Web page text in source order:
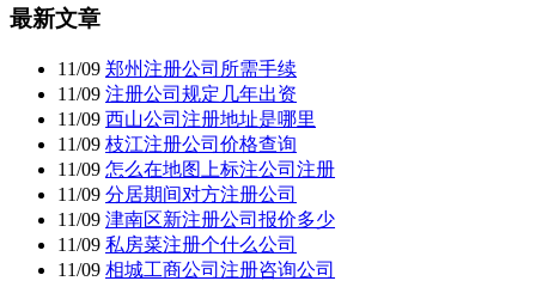
最新文章
11/09 郑州注册公司所需手续
11/09 注册公司规定几年出资
11/09 西山公司注册地址是哪里
11/09 枝江注册公司价格查询
11/09 怎么在地图上标注公司注册
11/09 分居期间对方注册公司
11/09 津南区新注册公司报价多少
11/09 私房菜注册个什么公司
11/09 相城工商公司注册咨询公司